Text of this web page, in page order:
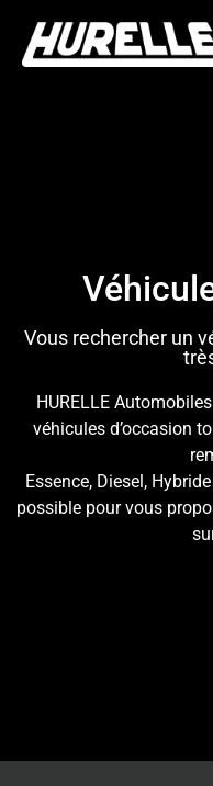
Vous rechercher un
HURELLE
véhicules d’occasion
Essence, Diesel,
possible pour vous